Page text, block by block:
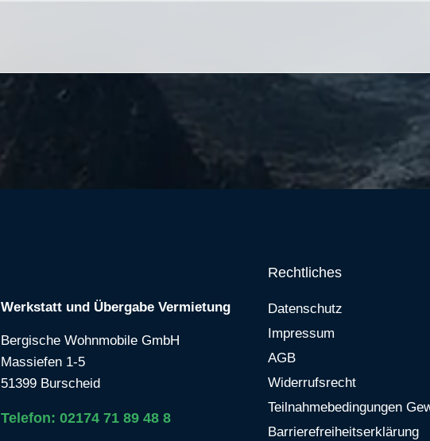
Werkstatt und Übergabe Vermietung
Bergische Wohnmobile GmbH
Massiefen 1-5
51399 Burscheid
Telefon: 02174 71 89 48 8
Rechtliches
Datenschutz
Impressum
AGB
Widerrufsrecht
Teilnahmebedingungen
Barrierefreiheitserklärung